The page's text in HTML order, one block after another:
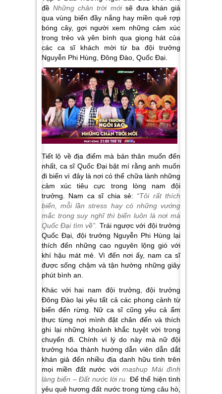
đềNhững chân trời mới sẽ đưa khán giả
qua vùng biển đầy nắng hay miền quê rợp
bóng cây, gợi người xem những cảm xúc
trong trẻo và yên bình qua giọng hát của
các ca sĩ khách mời từ ba đội trưởng
Nguyễn Phi Hùng, Đông Đào, Quốc Đại.
Tiết lộ về địa điểm mà bản thân muốn đến
nhất, ca sĩ Quốc Đại bật mí rằng anh muốn
đi biển vì đây là nơi có thể chữa lành những
cảm xúc tiêu cực trong lòng nam đội
trưởng. Nam ca sĩ chia sẻ: “Tôi rất thích
biển, mỗi lần stress hay có những vướng
mắc trong suy nghĩ thì biển luôn là nơi mà
Quốc Đại tìm về”. Trái ngược với đội trưởng
Quốc Đại, đội trưởng Nguyễn Phi Hùng lại
thích đến những cao nguyên lộng gió với
khí hậu mát mẻ. Vì đến nơi ấy, nam ca sĩ
được sống chậm và tận hưởng những giây
phút bình an.
Khác với hai nam đội trưởng, đội trưởng
Đông Đào lại yêu tất cả các phong cảnh từ
biển đến rừng. Nữ ca sĩ cũng yêu cả ẩm
thực từng nơi mình đặt chân đến và thích
ghi lại những khoảnh khắc tuyệt vời trong
chuyến đi. Chính vì lý do này mà nữ đội
trưởng hóa thành hướng dẫn viên dẫn dắt
khán giả đến nhiều địa danh hữu tình trên
mọi miền đất nước vớimashup Mái đình
làng biển – Đất nước lời ru. Để thể hiện tình
yêu quê hương đất nước trong từng câu hò,